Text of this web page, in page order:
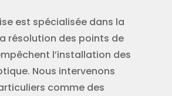
est spécialisée dans la
résolution des points de
l’installation des
Nous intervenons
comme des